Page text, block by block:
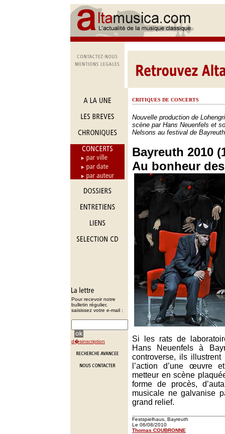
Pour recevoir notre
bulletin régulier,
saisissez votre e-mail :
d�sinscription
CRITIQUES DE CONCERTS
Nouvelle production de
scène par Hans Neuenfels et
Nelsons au festival de
Bayreuth 2010
Au bonheur
Si les rats de
Hans Neuenfels à
controverse, ils
l’action d’une œuvre
metteur en scène
forme de procès,
musicale ne galvanise
grand relief.
Festspielhaus, Bayreuth
Le 06/08/2010
Thomas COUBRONNE